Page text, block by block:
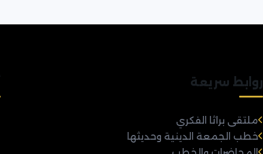
روابط سريعة
ملتقى براثا الفكري
خطب الجمعة الدينية وحديثها